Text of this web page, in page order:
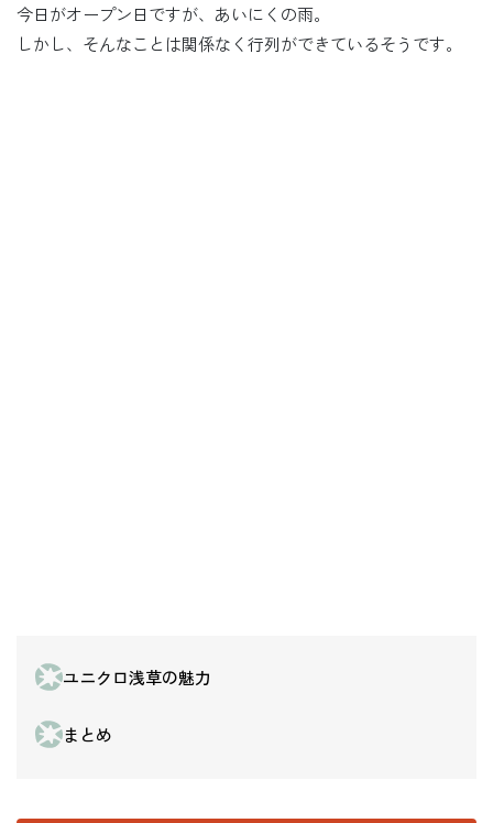
今日がオープン日ですが、あいにくの雨。
しかし、そんなことは関係なく行列ができているそうです。
ユニクロ浅草の魅力
まとめ